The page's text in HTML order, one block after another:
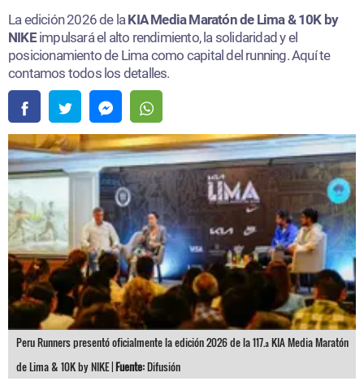
La edición 2026 de laKIA Media Maratón de Lima & 10K by
NIKEimpulsará el alto rendimiento, la solidaridad y el
posicionamiento de Lima como capital del running. Aquí te
contamos todos los detalles.
Peru Runners presentó oficialmente la edición 2026 de la 117.ª KIA Media Maratón
de Lima & 10K by NIKE |Fuente:Difusión